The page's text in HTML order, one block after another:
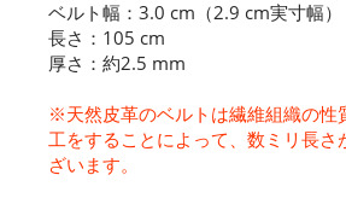
ベルト幅：3.0 cm（2.9 cm実寸幅）
長さ：105 cm
厚さ：約2.5 mm
※天然皮革のベルトは繊維組織の性
工をすることによって、数ミリ長さ
ざいます。